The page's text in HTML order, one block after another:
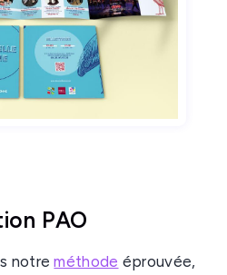
PAO
notreméthode éprouvée,